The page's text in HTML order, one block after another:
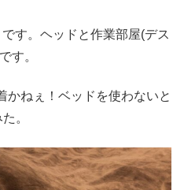
す。ヘッドと作業部屋(デス
す。
かねぇ！ベッドを使わないと
。